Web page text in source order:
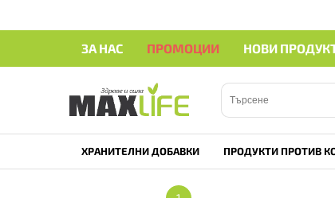
ЗА НАС ПРОМОЦИИ НОВИ
ХРАНИТЕЛНИ ДОБАВКИ ПРОДУКТИ ПРОТИВ